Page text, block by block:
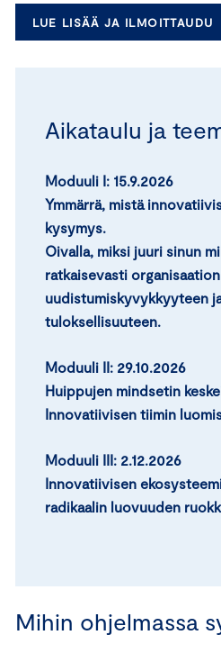
LUE LISÄÄ JA ILMOITTAUDU
Aikataulu ja
Moduuli I: 15.9.2026
Ymmärrä, mistä
kysymys.
Oivalla, miksi juuri sinun
ratkaisevasti
uudistumiskyvykkyyteen
tuloksellisuuteen.
Moduuli II: 29.10.2026
Huippujen mindsetin
Innovatiivisen tiimin
Moduuli III: 2.12.2026
Innovatiivisen
radikaalin luovuuden
Mihin ohjelmassa